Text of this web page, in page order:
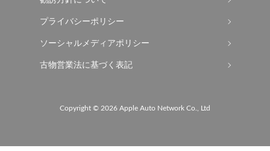
プライバシーポリシー
ソーシャルメディアポリシー
古物営業法に基づく表記
Copyright © 2026 Apple Auto Network Co., Ltd